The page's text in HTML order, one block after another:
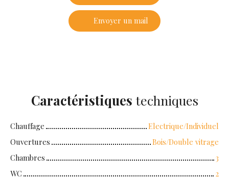
Envoyer un mail
Caractéristiques techniques
Chauffage
Electrique/Individuel
Ouvertures
Bois/Double vitrage
Chambres
3
WC
2